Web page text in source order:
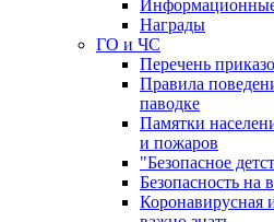
Награды
ГО и ЧС
Перечень
Правила
паводке
Памятки
и пожаров
"Безопасное
Безопасность на
Коронавирусная